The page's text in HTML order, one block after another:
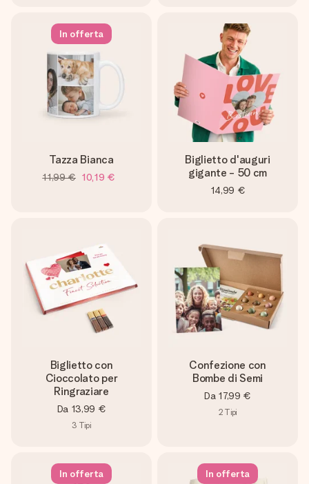
In offerta
Tazza Bianca
11,99 € 10,19 €
Biglietto d'auguri
gigante - 50 cm
14,99 €
Biglietto con
Cioccolato per
Ringraziare
Da 13,99 €
3 Tipi
Confezione con
Bombe di Semi
Da 17,99 €
2 Tipi
In offerta In offerta